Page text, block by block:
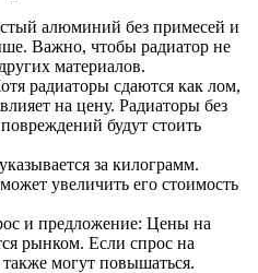
алюминий без примесей и
Важно, чтобы радиатор не
материалов.
радиаторы сдаются как лом,
на цену. Радиаторы без
будут стоить
за килограмм.
увеличить его стоимость
и предложение: Цены на
рынком. Если спрос на
могут повышаться.